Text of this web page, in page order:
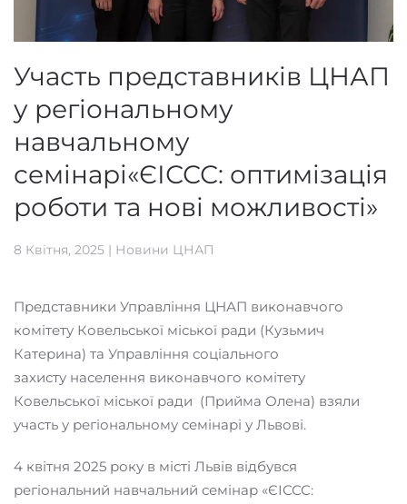
Участь представників ЦНАП
у регіональному
навчальному
семінарі«ЄІССС: оптимізація
роботи та нові можливості»
8 Квітня, 2025 | Новини ЦНАП
Представники Управління ЦНАП виконавчого
комітету Ковельської міської ради (Кузьмич
Катерина) та Управління соціального
захисту населення виконавчого комітету
Ковельської міської ради (Прийма Олена) взяли
участь у регіональному семінарі у Львові.
4 квітня 2025 року в місті Львів відбувся
регіональний навчальний семінар «ЄІССС: